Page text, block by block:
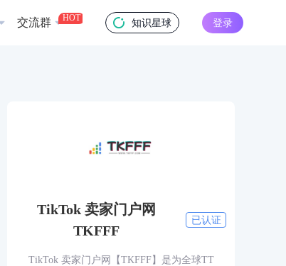
交流群 HOT 知识星球 登录
TikTok 卖家门户网
TKFFF
已认证
TikTok 卖家门户网【TKFFF】是为全球TT